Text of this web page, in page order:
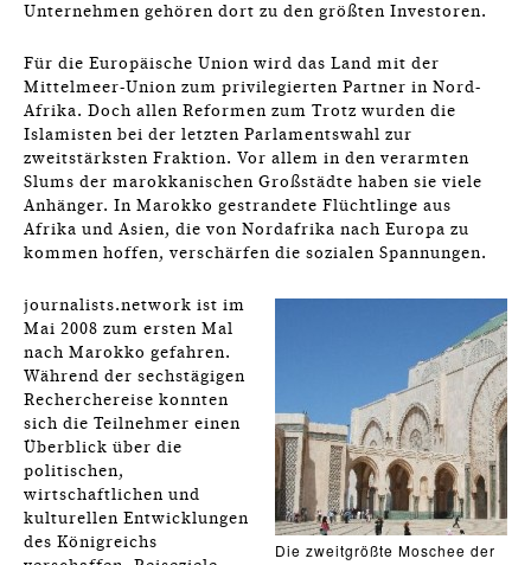
Unternehmen gehören dort zu den größten Investoren.
Für die Europäische Union wird das Land mit der
Mittelmeer-Union zum privilegierten Partner in Nord-
Afrika. Doch allen Reformen zum Trotz wurden die
Islamisten bei der letzten Parlamentswahl zur
zweitstärksten Fraktion. Vor allem in den verarmten
Slums der marokkanischen Großstädte haben sie viele
Anhänger. In Marokko gestrandete Flüchtlinge aus
Afrika und Asien, die von Nordafrika nach Europa zu
kommen hoffen, verschärfen die sozialen Spannungen.
Die zweitgrößte Moschee der
journalists.network ist im
Mai 2008 zum ersten Mal
nach Marokko gefahren.
Während der sechstägigen
Recherchereise konnten
sich die Teilnehmer einen
Überblick über die
politischen,
wirtschaftlichen und
kulturellen Entwicklungen
des Königreichs